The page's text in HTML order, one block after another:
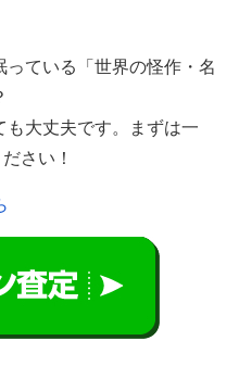
ている「世界の怪作・名
大丈夫です。まずは一
さい！